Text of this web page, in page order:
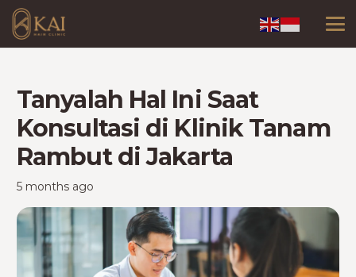
Tanyalah Hal Ini Saat
Konsultasi di Klinik Tanam
Rambut di Jakarta
5 months ago